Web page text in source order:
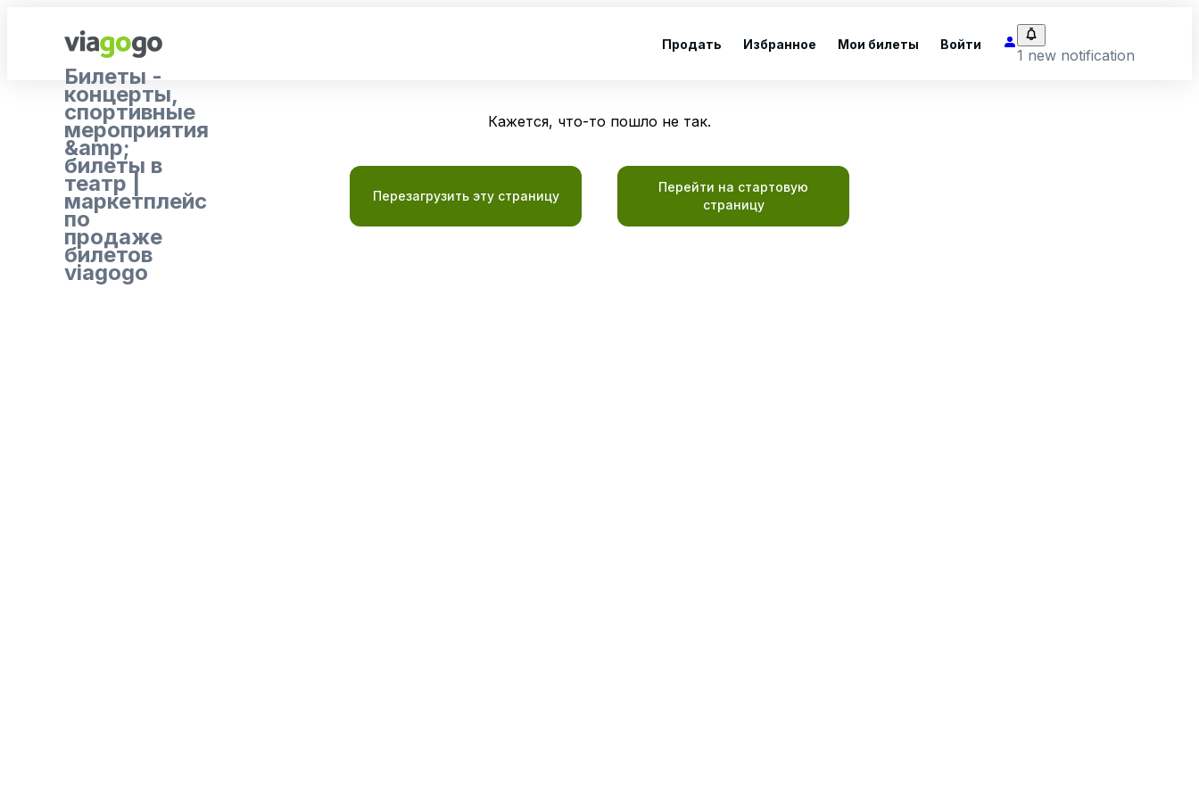
Билеты -
концерты,
спортивные
мероприятия
&amp;
билеты в
театр |
маркетплейс
по
продаже
билетов
viagogo
Продать Избранное Мои билеты Войти
1 new notification
Кажется, что-то пошло не так.
Перезагрузить эту страницу
Перейти на стартовую
страницу